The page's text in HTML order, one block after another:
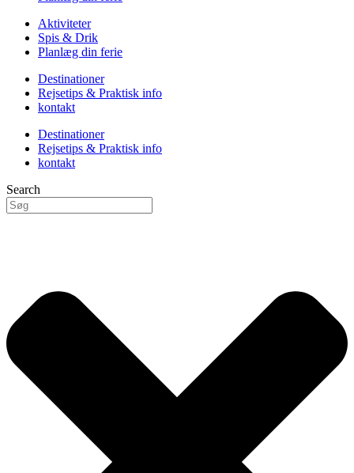
Aktiviteter
Spis & Drik
Planlæg din ferie
Destinationer
Rejsetips & Praktisk info
kontakt
Destinationer
Rejsetips & Praktisk info
kontakt
Search